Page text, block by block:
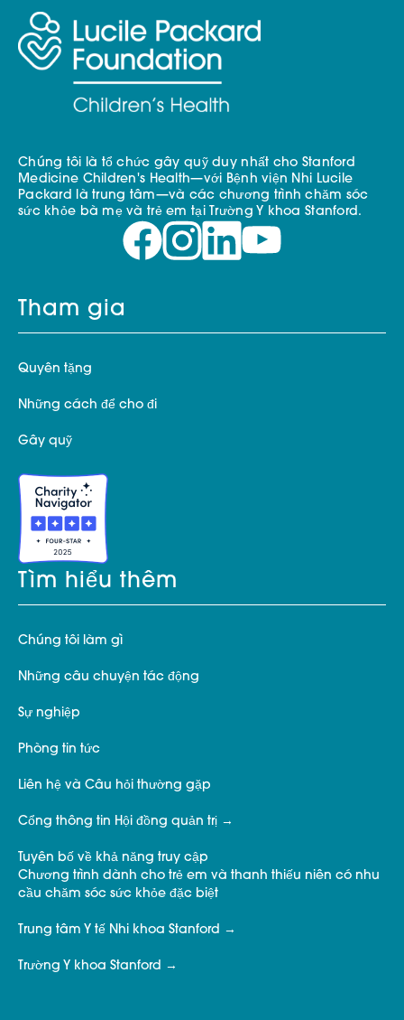
Chúng tôi là tổ chức gây quỹ duy nhất cho Stanford
Medicine Children's Health—với Bệnh viện Nhi Lucile
Packard là trung tâm—và các chương trình chăm sóc
sức khỏe bà mẹ và trẻ em tại Trường Y khoa Stanford.
Tham gia
Quyên tặng
Những cách để cho đi
Gây quỹ
Tìm hiểu thêm
Chúng tôi làm gì
Những câu chuyện tác động
Sự nghiệp
Phòng tin tức
Liên hệ và Câu hỏi thường gặp
Cổng thông tin Hội đồng quản trị
Tuyên bố về khả năng truy cập
Chương trình dành cho trẻ em và thanh thiếu niên có nhu
cầu chăm sóc sức khỏe đặc biệt
Trung tâm Y tế Nhi khoa Stanford
Trường Y khoa Stanford